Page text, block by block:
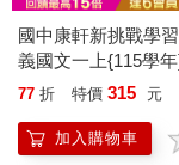
國中康軒新挑戰學
義國文一上{115學
77 折 特價 315 元
加入購物車